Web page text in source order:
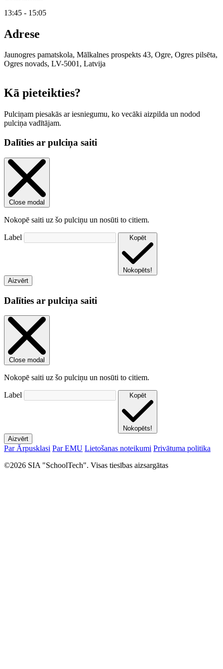
13:45 - 15:05
Adrese
Jaunogres pamatskola, Mālkalnes prospekts 43, Ogre, Ogres pilsēta,
Ogres novads, LV-5001, Latvija
Kā pieteikties?
Pulciņam piesakās ar iesniegumu, ko vecāki aizpilda un nodod
pulciņa vadītājam.
Dalīties ar pulciņa saiti
Close modal
Nokopē saiti uz šo pulciņu un nosūti to citiem.
Label Kopēt
Nokopēts!
Aizvērt
Dalīties ar pulciņa saiti
Close modal
Nokopē saiti uz šo pulciņu un nosūti to citiem.
Label Kopēt
Nokopēts!
Aizvērt
Par Ārpusklasi Par EMU Lietošanas noteikumi Privātuma politika
©2026 SIA "SchoolTech". Visas tiesības aizsargātas